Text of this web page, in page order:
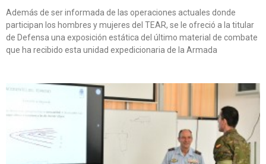
Además de ser informada de las operaciones actuales donde
participan los hombres y mujeres del TEAR, se le ofreció a la titular
de Defensa una exposición estática del último material de combate
que ha recibido esta unidad expedicionaria de la Armada